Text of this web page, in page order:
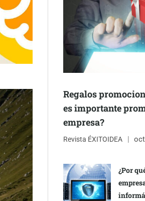
Regalos
es importante
empresa?
Revista ÉXITOIDEA
¿Por